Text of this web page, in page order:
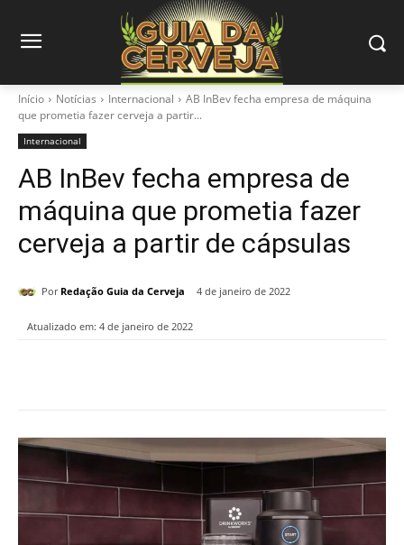
Início Notícias Internacional
AB InBev fecha empresa de máquina
que prometia fazer cerveja a partir...
Internacional
AB InBev fecha empresa de
máquina que prometia fazer
cerveja a partir de cápsulas
Por Redação Guia da Cerveja 4 de janeiro de 2022
Atualizado em: 4 de janeiro de 2022